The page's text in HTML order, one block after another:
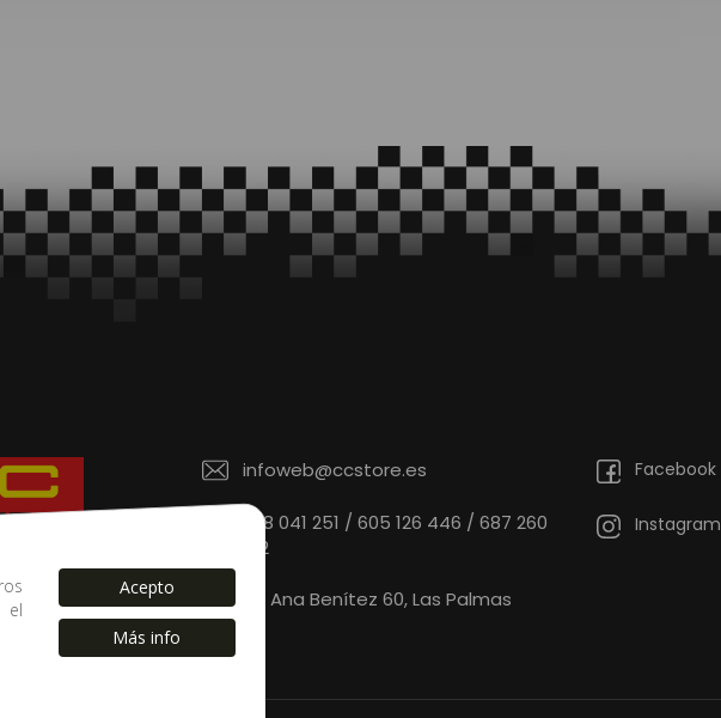
el
Acepto
Más info
confianza.
infoweb@ccstore.es
828 041 251 / 605 126 446 / 687 260
912
C/ Ana Benítez 60, Las Palmas
Facebook
Instagram